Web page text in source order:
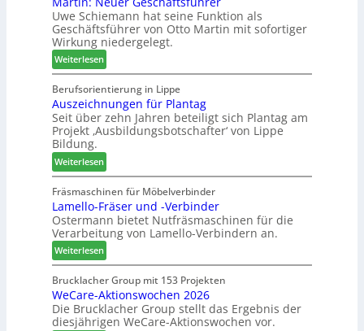
ö
n
e
r
r
a
u
m
-
S
o
r
t
i
m
e
n
t
a
g
l
ä
d
t
z
u
m
r
e
f
f
e
i
n
Uwe Schiemann hat seine Funktion als
Geschäftsführer von Otto Martin mit sofortiger
Wirkung niedergelegt.
Weiterlesen:
M
a
r
t
i
:
N
e
u
e
r
G
e
s
c
h
ä
Berufsorientierung in Lippe
Auszeichnungen für Plantag
Seit über zehn Jahren beteiligt sich Plantag am
Projekt ‚Ausbildungsbotschafter‘ von Lippe
Bildung.
Weiterlesen:
A
u
s
z
e
c
h
n
u
n
Fräsmaschinen für Möbelverbinder
Lamello-Fräser und -Verbinder
Ostermann bietet Nutfräsmaschinen für die
Verarbeitung von Lamello-Verbindern an.
Weiterlesen:
L
a
m
e
l
Brucklacher Group mit 153 Projekten
WeCare-Aktionswochen 2026
Die Brucklacher Group stellt das Ergebnis der
diesjährigen WeCare-Aktionswochen vor.